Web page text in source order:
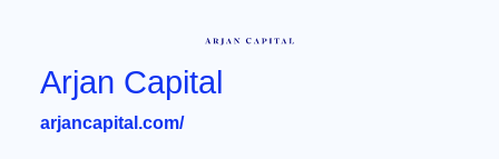
Arjan Capital
arjancapital.com/